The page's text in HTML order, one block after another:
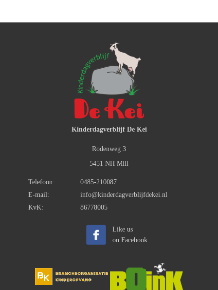
Kinderdagverblijf De Kei
Rodenweg 3
5451 NH Mill
Telefoon:
0485-210087
E-mail:
info@kinderdagverblijfdekei.nl
KvK:
86778005
Like us
on Facebook